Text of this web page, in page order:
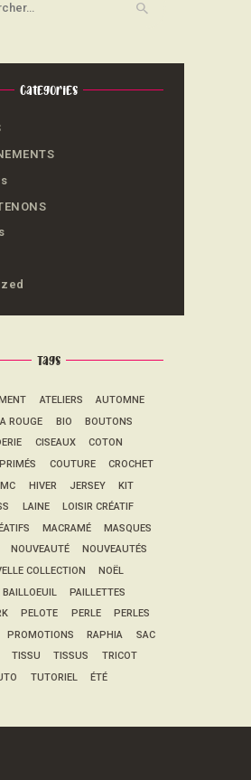
Categories
Tags
ATELIERS
AUTOMNE
ROUGE
BIO
BOUTONS
CISEAUX
COTON
COUTURE
CROCHET
HIVER JERSEY
KIT
LAINE
LOISIR CRÉATIF
MACRAMÉ
MASQUES
NOUVEAUTÉ
NOUVEAUTÉS
COLLECTION
NOËL
PAILLETTES
PELOTE PERLE
PERLES
PROMOTIONS RAPHIA
SAC
TISSU TISSUS
TRICOT
TUTORIEL ÉTÉ